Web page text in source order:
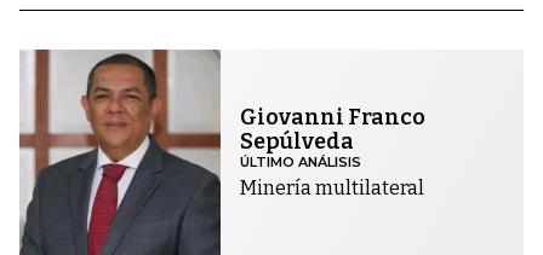
Giovanni Franco
Sepúlveda
ÚLTIMO ANÁLISIS
Minería multilateral